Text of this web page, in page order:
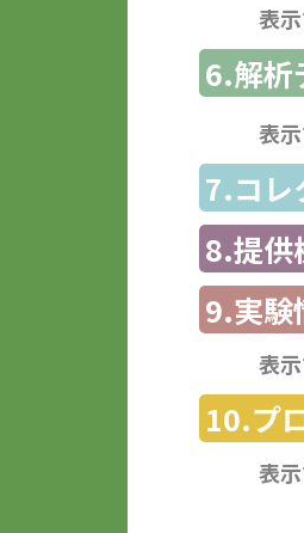
表
6.解析
表
7.コレ
8.提供
9.実験
表
10.プ
表